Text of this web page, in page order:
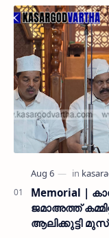
Memorial |
ജമാഅത്ത്
ആലിക്കുട്ടി